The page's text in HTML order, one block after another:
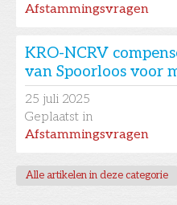
Afstammingsvragen
KRO-NCRV
van Spoorloos voor
25 juli 2025
Geplaatst in
Afstammingsvragen
Alle artikelen in deze categorie